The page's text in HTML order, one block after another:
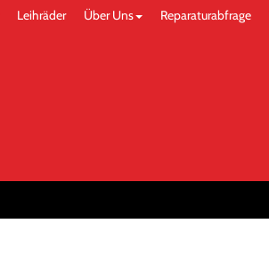
Leihräder Über Uns Reparaturabfrage